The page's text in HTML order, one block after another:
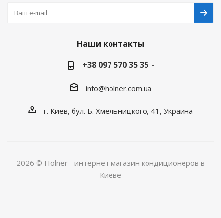
Наши контакты
+38 097 570 35 35
info@holner.com.ua
г. Киев, бул. Б. Хмельницкого, 41, Украина
2026 © Holner - интернет магазин кондиционеров в
Киеве